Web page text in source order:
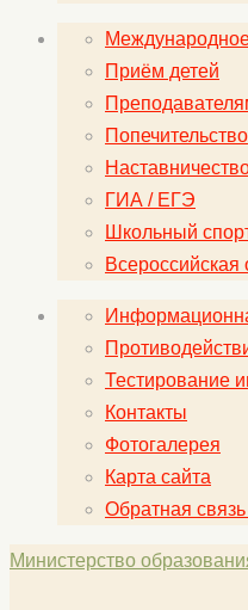
Приём детей
Попечительство
ГИА / ЕГЭ
Школьный
Тестирование
Контакты
Фотогалерея
Карта сайта
Обратная
Министерство